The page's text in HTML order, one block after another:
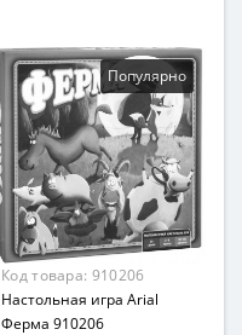
Вид
Развивающие
Возраст
От 7 лет
Материал
Картон
Популярно
Код товара: 910206
Настольная игра Arial
Ферма 910206